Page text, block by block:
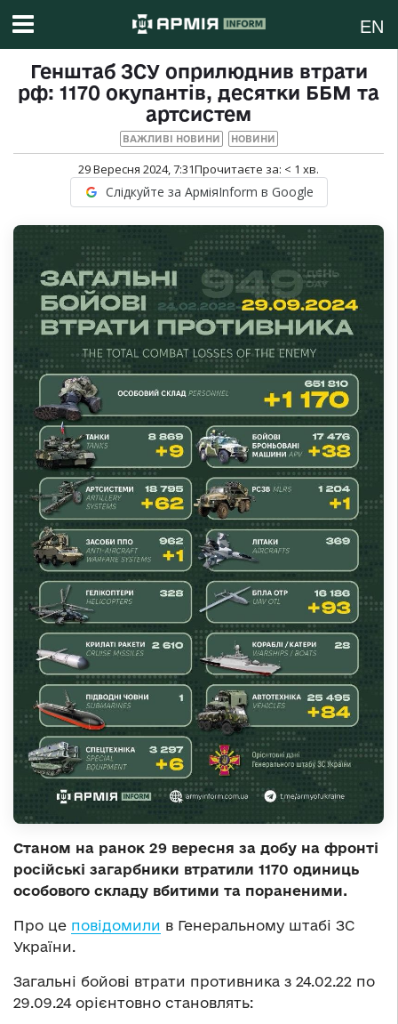
EN
Генштаб ЗСУ оприлюднив втрати
рф: 1170 окупантів, десятки ББМ та
артсистем
ВАЖЛИВІ НОВИНИ НОВИНИ
29 Вересня 2024, 7:31Прочитаєте за: < 1 хв.
Слідкуйте за АрміяInform в Google
Станом на ранок 29 вересня за добу на фронті
російські загарбники втратили 1170 одиниць
особового складу вбитими та пораненими.
Про це повідомили в Генеральному штабі ЗС
України.
Загальні бойові втрати противника з 24.02.22 по
29.09.24 орієнтовно становлять: